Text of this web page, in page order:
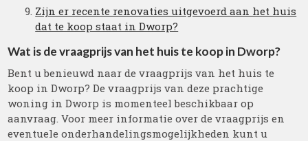
Zijn er recente renovaties uitgevoerd aan het huis
dat te koop staat in Dworp?
Wat is de vraagprijs van het huis te koop in Dworp?
Bent u benieuwd naar de vraagprijs van het huis te
koop in Dworp? De vraagprijs van deze prachtige
woning in Dworp is momenteel beschikbaar op
aanvraag. Voor meer informatie over de vraagprijs en
eventuele onderhandelingsmogelijkheden kunt u